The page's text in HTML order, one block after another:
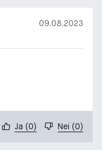
09.08.2023
Ja (0) Nei (0)